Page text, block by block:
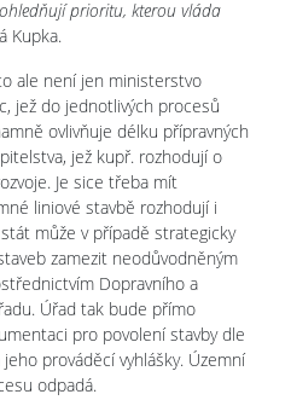
prioritu, kterou vláda
Kupka.
ale není jen ministerstvo
jež do jednotlivých procesů
ovlivňuje délku přípravných
jež kupř. rozhodují o
Je sice třeba mít
liniové stavbě rozhodují i
může v případě strategicky
zamezit neodůvodněným
Dopravního a
Úřad tak bude přímo
pro povolení stavby dle
prováděcí vyhlášky. Územní
odpadá.